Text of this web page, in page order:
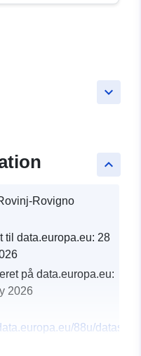
keyboard_arrow_down
keyboard_arrow_up
Rovigno
til data.europa.eu: 28
på data.europa.eu:
2026
88u/dataset/